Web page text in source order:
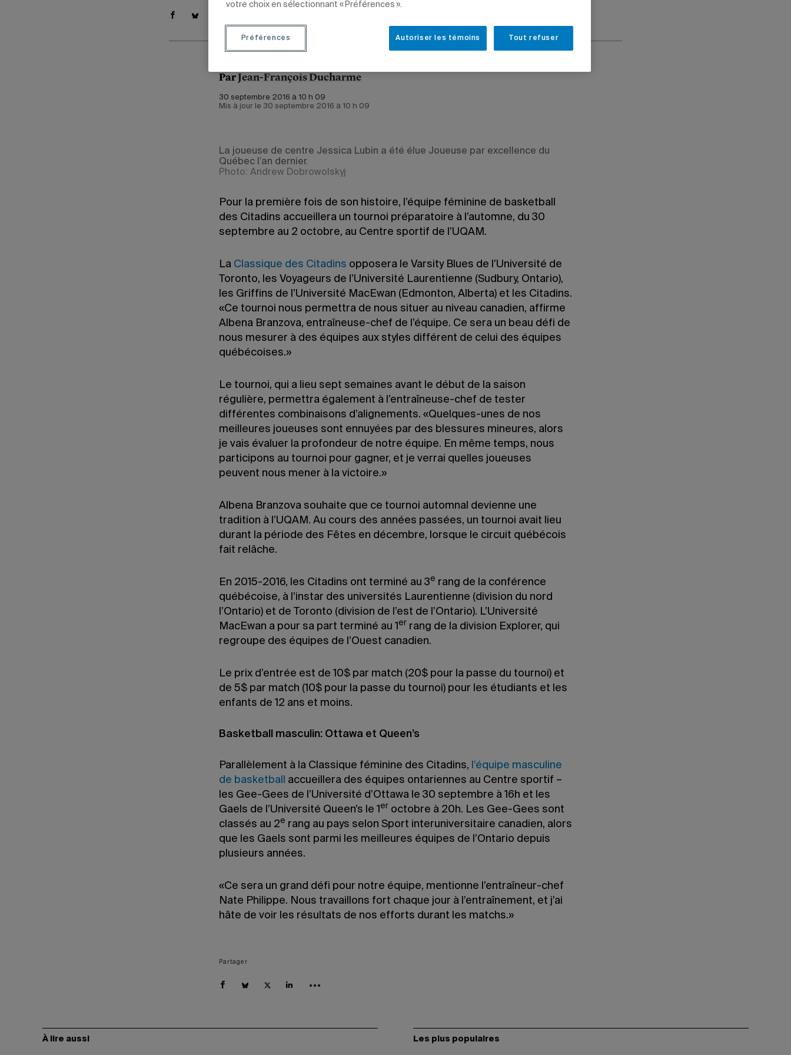
ParJean-François Ducharme
30 septembre 2016 à 10 h 09
Mis à jour le 30 septembre 2016 à 10 h 09
La joueuse de centre Jessica Lubin a été élue Joueuse par excellence du
Québec l’an dernier.
Photo: Andrew Dobrowolskyj
Pour la première fois de son histoire, l’équipe féminine de basketball
des Citadins accueillera un tournoi préparatoire à l’automne, du 30
septembre au 2 octobre, au Centre sportif de l’UQAM.
La Classique des Citadins opposera le Varsity Blues de l’Université de
Toronto, les Voyageurs de l’Université Laurentienne (Sudbury, Ontario),
les Griffins de l’Université MacEwan (Edmonton, Alberta) et les Citadins.
«Ce tournoi nous permettra de nous situer au niveau canadien, affirme
Albena Branzova, entraîneuse-chef de l’équipe. Ce sera un beau défi de
nous mesurer à des équipes aux styles différent de celui des équipes
québécoises.»
Le tournoi, qui a lieu sept semaines avant le début de la saison
régulière, permettra également à l’entraîneuse-chef de tester
différentes combinaisons d’alignements. «Quelques-unes de nos
meilleures joueuses sont ennuyées par des blessures mineures, alors
je vais évaluer la profondeur de notre équipe. En même temps, nous
participons au tournoi pour gagner, et je verrai quelles joueuses
peuvent nous mener à la victoire.»
Albena Branzova souhaite que ce tournoi automnal devienne une
tradition à l’UQAM. Au cours des années passées, un tournoi avait lieu
durant la période des Fêtes en décembre, lorsque le circuit québécois
fait relâche.
En 2015-2016, les Citadins ont terminé au 3e rang de la conférence
québécoise, à l’instar des universités Laurentienne (division du nord
l’Ontario) et de Toronto (division de l’est de l’Ontario). L’Université
MacEwan a pour sa part terminé au 1 er rang de la division Explorer, qui
regroupe des équipes de l’Ouest canadien.
Le prix d’entrée est de 10$ par match (20$ pour la passe du tournoi) et
de 5$ par match (10$ pour la passe du tournoi) pour les étudiants et les
enfants de 12 ans et moins.
Basketball masculin: Ottawa et Queen’s
Parallèlement à la Classique féminine des Citadins, l’équipe masculine
de basketball
accueillera des équipes ontariennes au Centre sportif –
les Gee-Gees de l’Université d’Ottawa le 30 septembre à 16h et les
Gaels de l’Université Queen’s le 1 er octobre à 20h. Les Gee-Gees sont
classés au 2e rang au pays selon Sport interuniversitaire canadien, alors
que les Gaels sont parmi les meilleures équipes de l’Ontario depuis
plusieurs années.
«Ce sera un grand défi pour notre équipe, mentionne l’entraîneur-chef
Nate Philippe. Nous travaillons fort chaque jour à l’entraînement, et j’ai
hâte de voir les résultats de nos efforts durant les matchs.»
Partager
À lire aussi Les plus populaires
votre choix en sélectionnant « Préférences ».
Tout refuser
Autoriser les témoins
Préférences